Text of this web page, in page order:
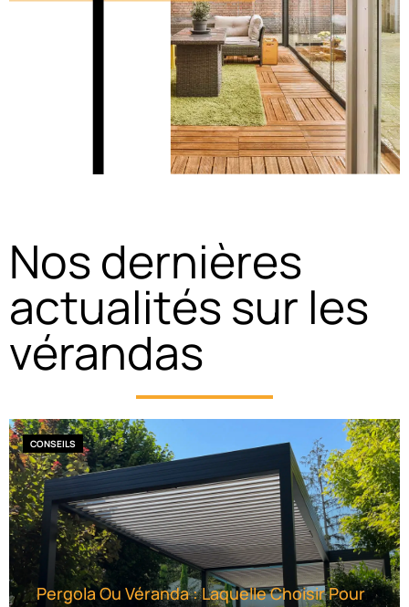
Nos dernières
actualités sur les
vérandas
Pergola Ou Véranda : Laquelle Choisir Pour
CONSEILS